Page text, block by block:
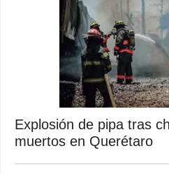
Explosión de pipa tras
muertos en Querétaro